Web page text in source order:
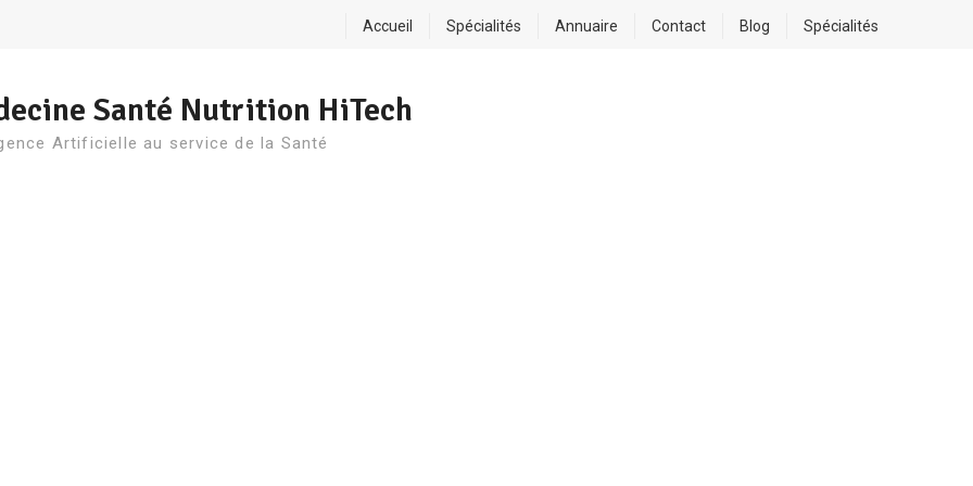
Accueil Spécialités Annuaire Contact Blog Spécialités
Santé Nutrition HiTech
Artificielle au service de la Santé